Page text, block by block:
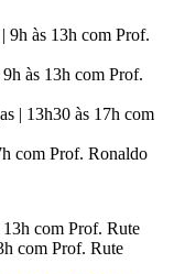
9h às 13h com Prof.
às 13h com Prof.
| 13h30 às 17h com
com Prof. Ronaldo
13h com Prof. Rute
com Prof. Rute